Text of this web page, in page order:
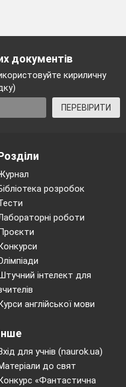
документів
кириличну
ПЕРЕВІРИТИ
розробок
роботи
інтелект для
англійської мови
для учнів (naurok.ua)
до свят
«Фантастична